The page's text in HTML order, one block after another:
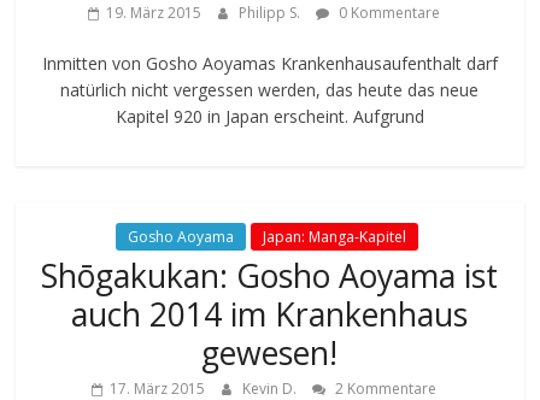
19. März 2015 Philipp S. 0 Kommentare
Inmitten von Gosho Aoyamas Krankenhausaufenthalt darf
natürlich nicht vergessen werden, das heute das neue
Kapitel 920 in Japan erscheint. Aufgrund
Gosho Aoyama Japan: Manga-Kapitel
Shōgakukan: Gosho Aoyama ist
auch 2014 im Krankenhaus
gewesen!
17. März 2015 Kevin D. 2 Kommentare